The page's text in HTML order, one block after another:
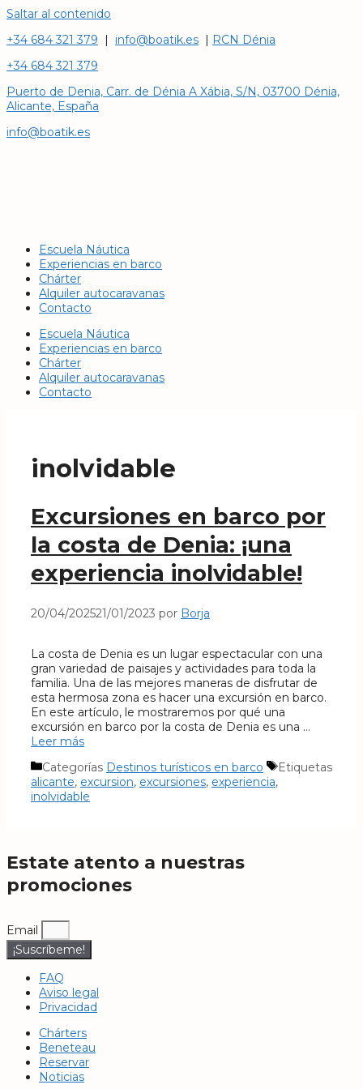
Saltar al contenido
+34 684 321 379 | info@boatik.es | RCN Dénia
+34 684 321 379
Puerto de Denia, Carr. de Dénia A Xábia, S/N, 03700 Dénia,
Alicante, España
info@boatik.es
Escuela Náutica
Experiencias en barco
Chárter
Alquiler autocaravanas
Contacto
Escuela Náutica
Experiencias en barco
Chárter
Alquiler autocaravanas
Contacto
inolvidable
Excursiones en barco por
la costa de Denia: ¡una
experiencia inolvidable!
20/04/202521/01/2023 por Borja
La costa de Denia es un lugar espectacular con una
gran variedad de paisajes y actividades para toda la
familia. Una de las mejores maneras de disfrutar de
esta hermosa zona es hacer una excursión en barco.
En este artículo, le mostraremos por qué una
excursión en barco por la costa de Denia es una …
Leer más
Categorías Destinos turísticos en barco
Etiquetas
alicante, excursion, excursiones, experiencia,
inolvidable
Estate atento a nuestras
promociones
Email
¡Suscríbeme!
FAQ
Aviso legal
Privacidad
Chárters
Beneteau
Reservar
Noticias